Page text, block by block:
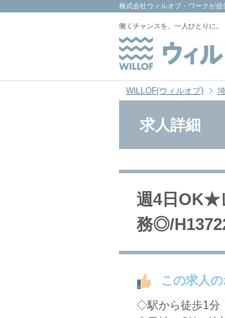
株式会社ウィルオブ・ワーク が
働くチャンスを、一人ひとりに。
WILLOF(ウィルオブ)
求人詳細
週4日OK★
務◎/
この求人
◇駅から徒歩1分